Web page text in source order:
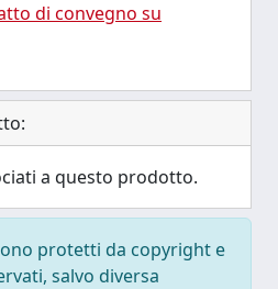
di convegno su
a questo prodotto.
protetti da copyright e
salvo diversa